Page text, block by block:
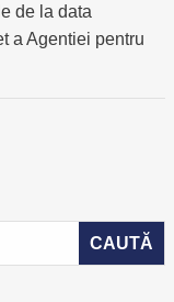
de la data
a Agentiei pentru